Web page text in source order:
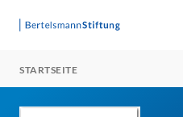
STARTSEITE